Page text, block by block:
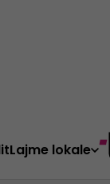
Lajme lokale